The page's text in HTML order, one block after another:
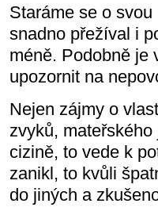
Staráme se o
snadno přežíval i
méně. Podobně je
upozornit na
Nejen zájmy o
zvyků,
cizině, to vede k
zanikl, to kvůli
do jiných a